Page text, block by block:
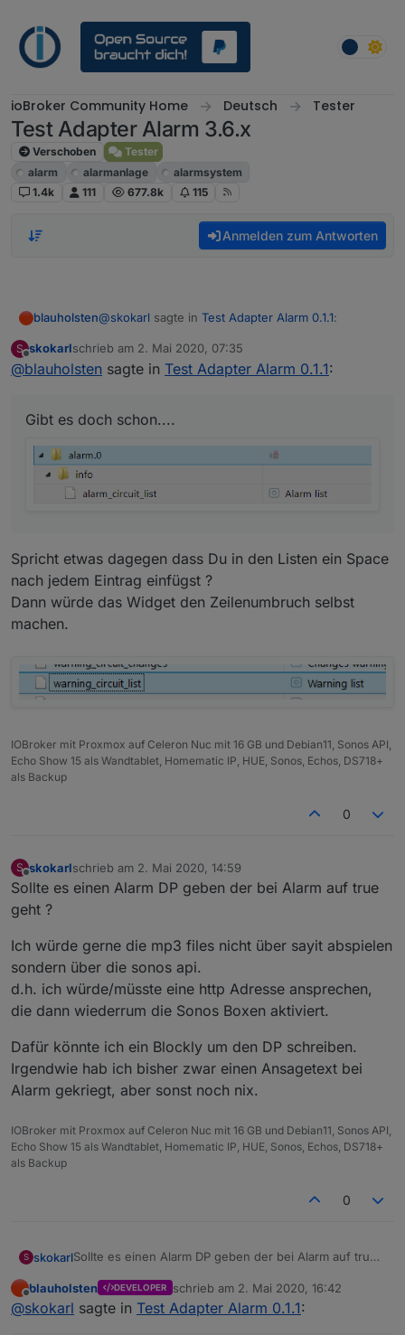
ioBroker Community Home Deutsch Tester
Test Adapter Alarm 3.6.x
Verschoben
Tester
alarm
alarmanlage
alarmsystem
1.4k
111 677.8k 115
Anmelden zum Antworten
blauholsten@skokarl sagte in Test Adapter Alarm 0.1.1:
@blauholstensagte inTest Adapter Alarm
kann ich nicht versprechen, alles
Versuche jedoch mein bestes.
Ich hätte nicht viele Alarm Kontakte, aber
vielleicht doch ein paar.
Das erste was ich mir wünsche würde, wäre
eine Liste aller aktueller angesprochener
was für Dich einfach zu realisieren wäre.
Hintergrund ist, dass man dann z.B. in einem
Widget darstellen kann welche und wieviele
abgefagt werden müssen.
S
Offline
skokarlschrieb am 2. Mai 2020, 07:35
zuletzt editiert von
@blauholsten sagte in Test Adapter Alarm 0.1.1:
Gibt es doch schon....
Spricht etwas dagegen dass Du in den Listen ein Space
nach jedem Eintrag einfügst ?
Dann würde das Widget den Zeilenumbruch selbst
machen.
IOBroker mit Proxmox auf Celeron Nuc mit 16 GB und Debian11, Sonos API,
Echo Show 15 als Wandtablet, Homematic IP, HUE, Sonos, Echos, DS718+
als Backup
0
S
Offline
skokarlschrieb am 2. Mai 2020, 14:59
zuletzt editiert von
Sollte es einen Alarm DP geben der bei Alarm auf true
geht ?
Ich würde gerne die mp3 files nicht über sayit abspielen
sondern über die sonos api.
d.h. ich würde/müsste eine http Adresse ansprechen,
die dann wiederrum die Sonos Boxen aktiviert.
Dafür könnte ich ein Blockly um den DP schreiben.
Irgendwie hab ich bisher zwar einen Ansagetext bei
Alarm gekriegt, aber sonst noch nix.
IOBroker mit Proxmox auf Celeron Nuc mit 16 GB und Debian11, Sonos API,
Echo Show 15 als Wandtablet, Homematic IP, HUE, Sonos, Echos, DS718+
als Backup
0
S skokarlSollte es einen Alarm DP geben der bei Alarm auf true
Ich würde gerne die mp3 files nicht über sayit
abspielen sondern über die sonos api.
Offline
blauholsten DEVELOPER schrieb am 2. Mai 2020, 16:42
zuletzt editiert von
@skokarl sagte in Test Adapter Alarm 0.1.1: